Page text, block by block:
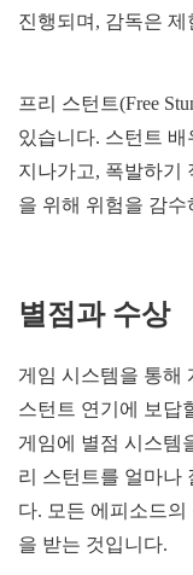
진행되며, 감독은
프리 스턴트(Free
있습니다. 스턴트
지나가고, 폭발하기
을 위해 위험을 감
별점과 수상
게임 시스템을 통해
스턴트 연기에 보답
게임에 별점 시스템
리 스턴트를 얼마나
다. 모든 에피소드
을 받는 것입니다.